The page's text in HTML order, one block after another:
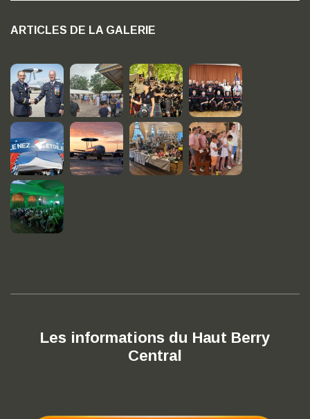
ARTICLES DE LA GALERIE
Les informations du Haut Berry
Central